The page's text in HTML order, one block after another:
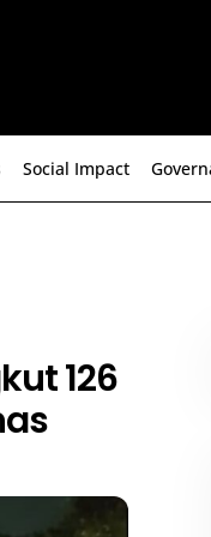
Social Impact
126